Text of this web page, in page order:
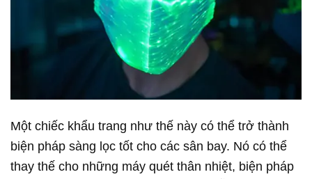
Một chiếc khẩu trang như thế này có thể trở thành
biện pháp sàng lọc tốt cho các sân bay. Nó có thể
thay thế cho những máy quét thân nhiệt, biện pháp